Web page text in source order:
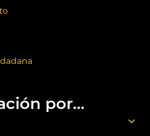
por...